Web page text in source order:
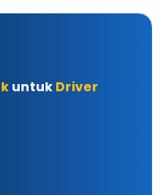
untuk Driver